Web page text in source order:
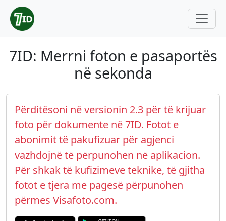
7ID: Merrni foton e pasaportës
në sekonda
Përditësoni në versionin 2.3 për të krijuar
foto për dokumente në 7ID. Fotot e
abonimit të pakufizuar për agjenci
vazhdojnë të përpunohen në aplikacion.
Për shkak të kufizimeve teknike, të gjitha
fotot e tjera me pagesë përpunohen
përmes Visafoto.com.